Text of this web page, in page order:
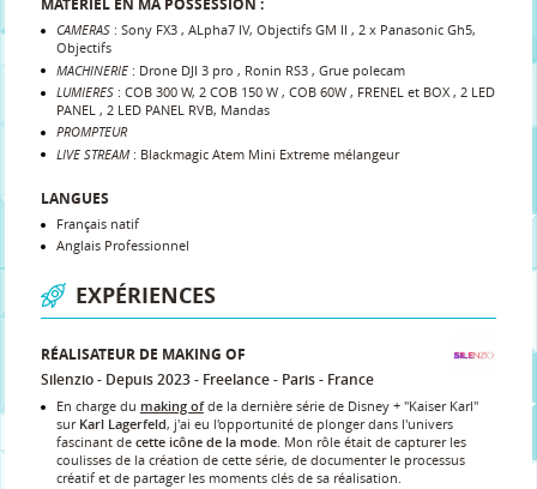
MATÉRIEL EN MA POSSESSION :
CAMERAS: Sony FX3 , ALpha7 IV, Objectifs GM II , 2 x Panasonic Gh5,
Objectifs
MACHINERIE: Drone DJI 3 pro , Ronin RS3 , Grue polecam
LUMIERES: COB 300 W, 2 COB 150 W , COB 60W , FRENEL et BOX , 2 LED
PANEL , 2 LED PANEL RVB, Mandas
PROMPTEUR
LIVE STREAM: Blackmagic Atem Mini Extreme mélangeur
LANGUES
Français natif
Anglais Professionnel
EXPÉRIENCES
RÉALISATEUR DE MAKING OF
Silenzio
Depuis 2023 Freelance Paris France
En charge du making ofde la dernière série de Disney + "Kaiser Karl"
sur Karl Lagerfeld, j'ai eu l'opportunité de plonger dans l'univers
fascinant de cette icône de la mode. Mon rôle était de capturer les
coulisses de la création de cette série, de documenter le processus
créatif et de partager les moments clés de sa réalisation.